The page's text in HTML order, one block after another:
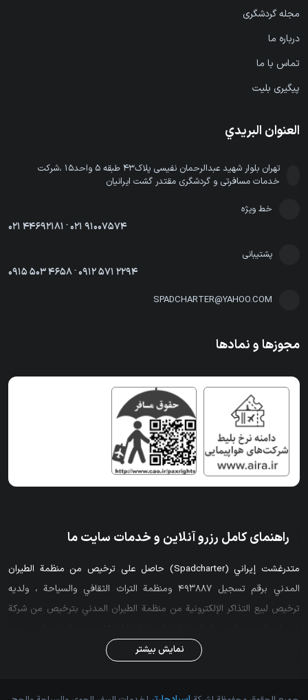
مجله گردشگری
درباره ما
تماس با ما
پیگیری بلیت
العنوان البريدي
تهران بلوار شهید عبدالرحمان نفیسی پلاک43 طبقه 5 واحد15 ،شرکت
خدمات مسافرتی و گردشگری مقتدر گشت ایرانیان
خط ویژه
021 44692181 -021 91007574
پشتیبانی
0915 503 4658-0912 571 2294
SPADCHARTER@YAHOO.COM
مجوزها و نمادها
راهنمای کامل رزرو آنلاین و خدمات سایت ما
متدرغشت إيراني (Spadcharter) حاصل على ترخيص من منظمة الطيران
المدني برقم تسجيل 493887 ومنظمة التراث الثقافي والسياحة ، ولديه
ترخيص لبيع التذاكر الإلكترونية من منظمة الطيران المدني بترخيص من شركة
Spadcharter ، أكبر وكالة طيران في غرب طهران ، الموقع الأكثر شمولاً لشراء
نمایش بیشتر